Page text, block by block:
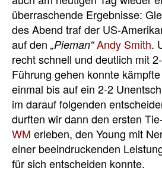
überraschende Ergebnisse:
des Abend traf der US-
auf den „Pieman“ Andy Smith.
recht schnell und deutlich mit
Führung gehen konnte
einmal bis auf ein 2-2
im darauf folgenden
durften wir dann den ersten
WM erleben, den Young mit
einer beeindruckenden
für sich entscheiden konnte.